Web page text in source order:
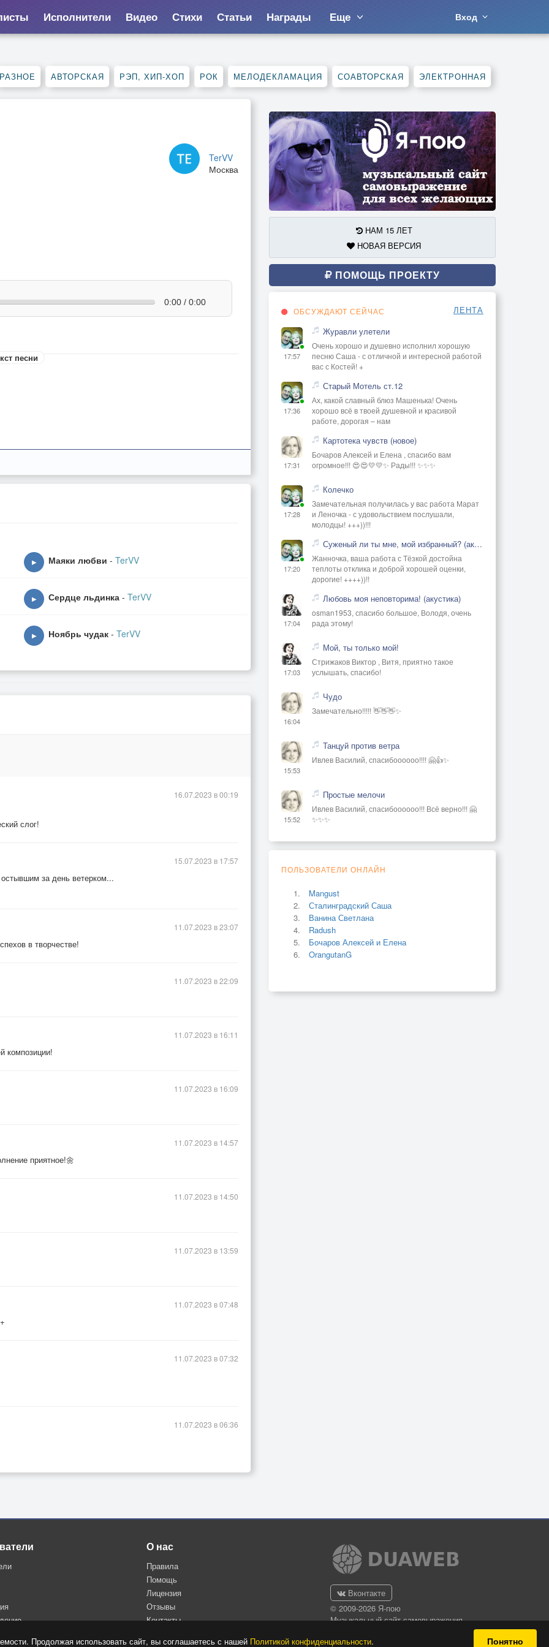
Продолжая использовать сайт, вы соглашаетесь с нашей Политикой конфиденциальности. Понятно
Исполнители Видео Стихи Статьи Награды Еще Вход
РАЗНОЕ АВТОРСКАЯ РЭП, ХИП-ХОП РОК МЕЛОДЕКЛАМАЦИЯ СОАВТОРСКАЯ ЭЛЕКТРОННАЯ
TerVV
Москва
0:00 / 0:00
песни
▶ Маяки любви - TerVV
▶ Сердце льдинка - TerVV
▶ Ноябрь чудак - TerVV
слог!
16.07.2023 в 00:19
за день ветерком...
15.07.2023 в 17:57
в творчестве!
11.07.2023 в 23:07
11.07.2023 в 22:09
композиции!
11.07.2023 в 16:11
11.07.2023 в 16:09
приятное!🌼
11.07.2023 в 14:57
11.07.2023 в 14:50
11.07.2023 в 13:59
11.07.2023 в 07:48
11.07.2023 в 07:32
11.07.2023 в 06:36
НАМ 15 ЛЕТ
НОВАЯ ВЕРСИЯ
ПОМОЩЬ ПРОЕКТУ
ОБСУЖДАЮТ СЕЙЧАС ЛЕНТА
17:57
Журавли улетели
Очень хорошо и душевно исполнил хорошую
песню Саша - с отличной и интересной работой
вас с Костей! +
17:36
Старый Мотель ст.12
Ах, какой славный блюз Машенька! Очень
хорошо всё в твоей душевной и красивой
работе, дорогая – нам
17:31
Картотека чувств (новое)
Бочаров Алексей и Елена , спасибо вам
огромное!!! 😍😍💛💛✨ Рады!!! ✨✨✨
17:28
Колечко
Замечательная получилась у вас работа Марат
и Леночка - с удовольствием послушали,
молодцы! +++))!!!
17:20
Суженый ли ты мне, мой избранный? (акустика)
Жанночка, ваша работа с Тёзкой достойна
теплоты отклика и доброй хорошей оценки,
дорогие! ++++))!!
17:04
Любовь моя неповторима! (акустика)
osman1953, спасибо большое, Володя, очень
рада этому!
17:03
Мой, ты только мой!
Стрижаков Виктор , Витя, приятно такое
услышать, спасибо!
16:04
Чудо
Замечательно!!!!! 👋👋👋✨
15:53
Танцуй против ветра
Ивлев Василий, спасибоооооо!!!! 🤗👍✨
15:52
Простые мелочи
Ивлев Василий, спасибоооооо!!! Всё верно!!! 🤗
✨✨✨
ПОЛЬЗОВАТЕЛИ ОНЛАЙН
Mangust
Сталинградский Саша
Ванина Светлана
Radush
Бочаров Алексей и Елена
OrangutanG
О нас
Правила
Помощь
Лицензия
Отзывы
Контакты
Вконтакте
© 2009-2026 Я-пою
Музыкальный сайт самовыражения